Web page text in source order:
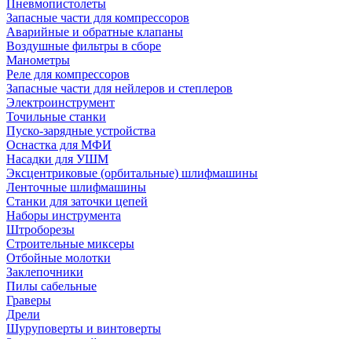
Пневмопистолеты
Запасные части для компрессоров
Аварийные и обратные клапаны
Воздушные фильтры в сборе
Манометры
Реле для компрессоров
Запасные части для нейлеров и степлеров
Электроинструмент
Точильные станки
Пуско-зарядные устройства
Оснастка для МФИ
Насадки для УШМ
Эксцентриковые (орбитальные) шлифмашины
Ленточные шлифмашины
Станки для заточки цепей
Наборы инструмента
Штроборезы
Строительные миксеры
Отбойные молотки
Заклепочники
Пилы сабельные
Граверы
Дрели
Шуруповерты и винтоверты